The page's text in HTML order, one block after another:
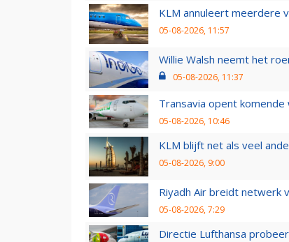
KLM annuleert meerdere
05-08-2026, 11:57
Willie Walsh neemt het
05-08-2026, 11:37
Transavia opent
05-08-2026, 10:46
KLM blijft net als veel
05-08-2026, 9:00
Riyadh Air breidt netwerk
05-08-2026, 7:29
Directie Lufthansa